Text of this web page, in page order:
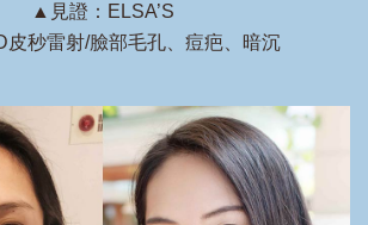
▲見證：ELSA’S
皮秒雷射/臉部毛孔、痘疤、暗沉